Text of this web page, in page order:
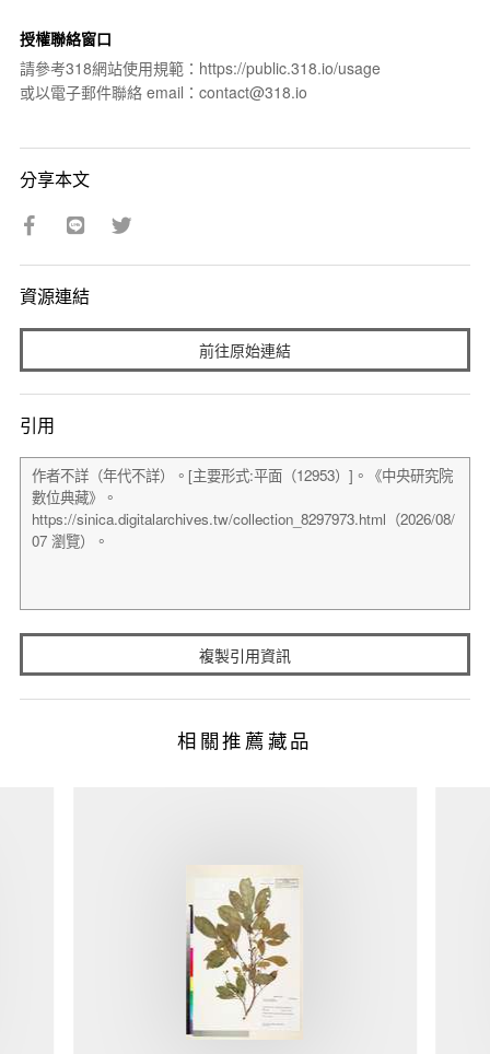
授權聯絡窗口
請參考318網站使用規範：https://public.318.io/usage
或以電子郵件聯絡 email：contact@318.io
分享本文
資源連結
前往原始連結
引用
複製引用資訊
相關推薦藏品